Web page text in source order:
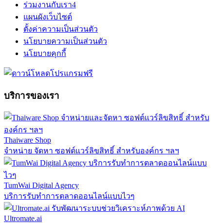
ร่วมงานกับเรา4
แผนผังเว็บไซต์
ตั้งค่าความเป็นส่วนตัว
นโยบายความเป็นส่วนตัว
นโยบายคุกกี้
บริการของเรา
Thaiware Shop
จำหน่าย จัดหา ซอฟต์แวร์ลิขสิทธิ์ สำหรับองค์กร ฯลฯ
TumWai Digital Agency
บริการรับทำการตลาดออนไลน์แบบไวๆ
Ultromate.ai